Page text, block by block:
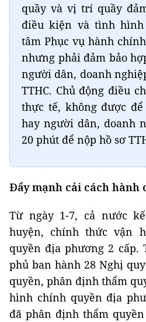
quầy và vị trí quầy
điều kiện và tình
tâm Phục vụ hành
nhưng phải đảm bảo
người dân, doanh
TTHC. Chủ động điều
thực tế, không được
hay người dân, doanh
20 phút để nộp hồ sơ
Đẩy mạnh cải cách hành
Từ ngày 1-7, cả nước
huyện, chính thức vận
quyền địa phương 2 cấp.
phủ ban hành 28 Nghị
quyền, phân định thẩm
hình chính quyền địa
đã phân định thẩm